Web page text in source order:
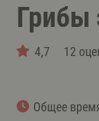
Грибы
4,7 12
Общее